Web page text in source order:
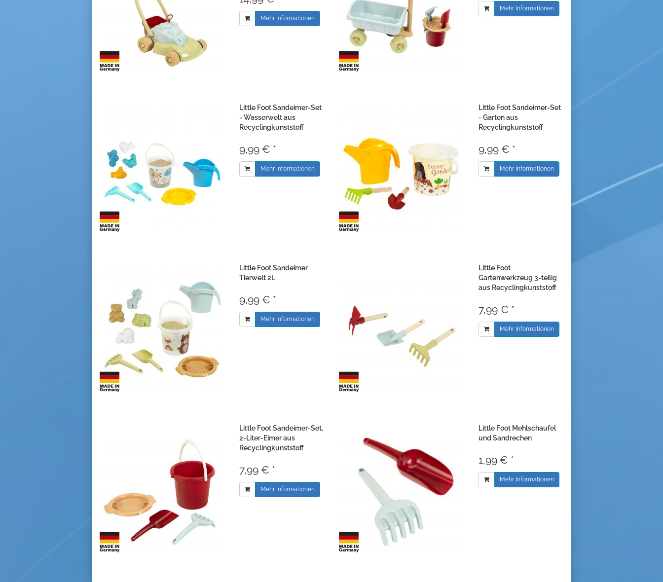
Mehr Informationen
Mehr Informationen
Little Foot Sandeimer-Set
- Wasserwelt aus
Recyclingkunststoff
9,99 € *
Mehr Informationen
Little Foot Sandeimer-Set
- Garten aus
Recyclingkunststoff
9,99 € *
Mehr Informationen
Little Foot Sandeimer
Tierwelt 2L
9,99 € *
Mehr Informationen
Little Foot
Gartenwerkzeug 3-teilig
aus Recyclingkunststoff
7,99 € *
Mehr Informationen
Little Foot Sandeimer-Set,
2-Liter-Eimer aus
Recyclingkunststoff
7,99 € *
Mehr Informationen
Little Foot Mehlschaufel
und Sandrechen
1,99 € *
Mehr Informationen